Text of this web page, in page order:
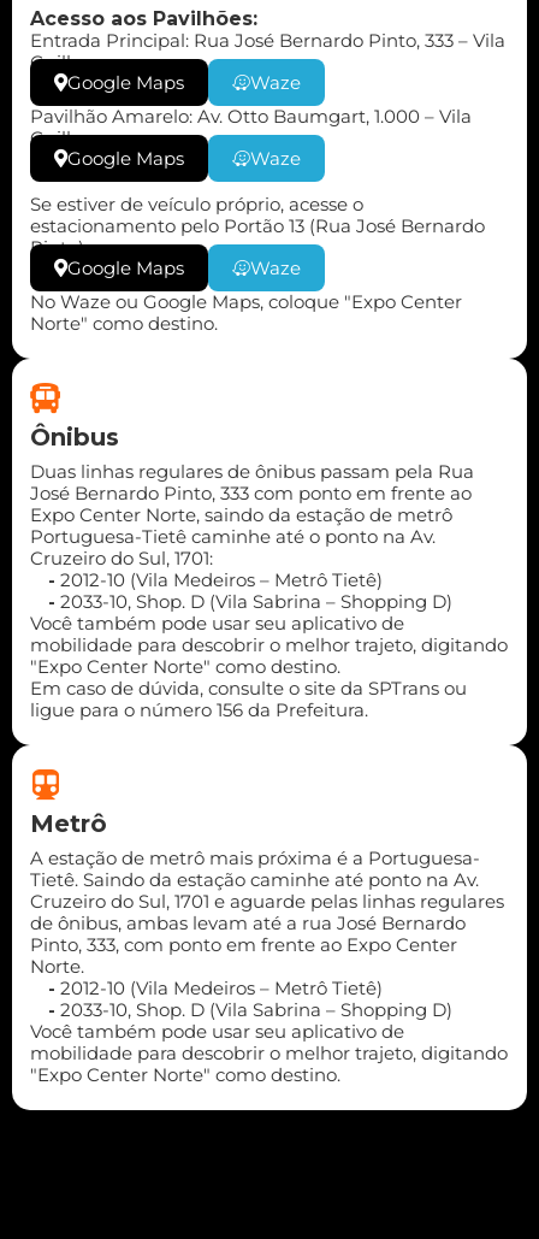
Acesso aos Pavilhões:
Entrada Principal: Rua José Bernardo Pinto, 333 – Vila
Guilherme
Google Maps
Waze
Pavilhão Amarelo: Av. Otto Baumgart, 1.000 – Vila
Guilherme
Google Maps
Waze
Se estiver de veículo próprio, acesse o
estacionamento pelo Portão 13 (Rua José Bernardo
Pinto).
Google Maps
Waze
No Waze ou Google Maps, coloque "Expo Center
Norte" como destino.
Ônibus
Duas linhas regulares de ônibus passam pela Rua
José Bernardo Pinto, 333 com ponto em frente ao
Expo Center Norte, saindo da estação de metrô
Portuguesa-Tietê caminhe até o ponto na Av.
Cruzeiro do Sul, 1701:
- 2012-10 (Vila Medeiros – Metrô Tietê)
- 2033-10, Shop. D (Vila Sabrina – Shopping D)
Você também pode usar seu aplicativo de
mobilidade para descobrir o melhor trajeto, digitando
"Expo Center Norte" como destino.
Em caso de dúvida, consulte o site da SPTrans ou
ligue para o número 156 da Prefeitura.
Metrô
A estação de metrô mais próxima é a Portuguesa-
Tietê. Saindo da estação caminhe até ponto na Av.
Cruzeiro do Sul, 1701 e aguarde pelas linhas regulares
de ônibus, ambas levam até a rua José Bernardo
Pinto, 333, com ponto em frente ao Expo Center
Norte.
- 2012-10 (Vila Medeiros – Metrô Tietê)
- 2033-10, Shop. D (Vila Sabrina – Shopping D)
Você também pode usar seu aplicativo de
mobilidade para descobrir o melhor trajeto, digitando
"Expo Center Norte" como destino.